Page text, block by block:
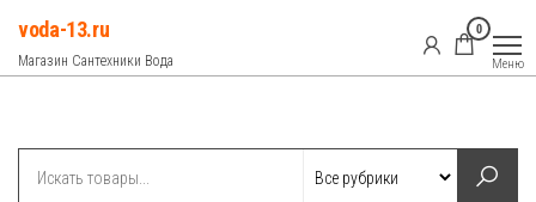
Перейти
содержимому
voda-13.ru
Магазин Сантехники Вода
0
Меню